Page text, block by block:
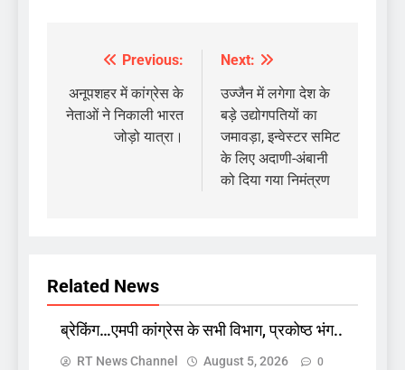
Post
navigation
Previous:
अनूपशहर में कांग्रेस के
नेताओं ने निकाली भारत
जोड़ो यात्रा।
Next:
उज्जैन में लगेगा देश के
बड़े उद्योगपतियों का
जमावड़ा, इन्वेस्टर समिट
के लिए अदाणी-अंबानी
को दिया गया निमंत्रण
Related News
ब्रेकिंग…एमपी कांग्रेस के सभी विभाग, प्रकोष्ठ भंग..
RT News Channel August 5, 2026 0